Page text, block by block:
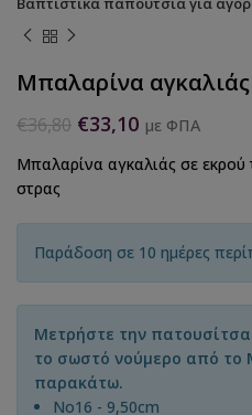
Μπαλαρίνα
€36,80 €33,10 με ΦΠΑ
Μπαλαρίνα αγκαλιάς σε εκρού
στρας
Παράδοση σε 10 ημέρες
Μετρήστε την
το σωστό νούμερο από το
παρακάτω.
Νο16 - 9,50cm